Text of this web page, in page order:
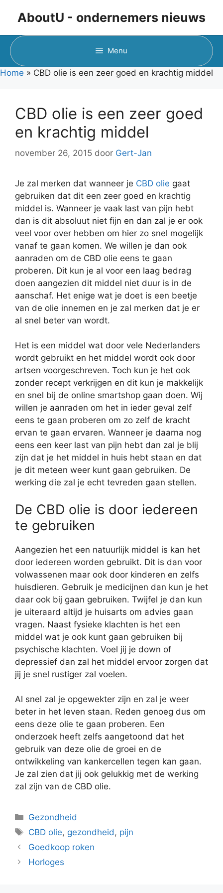
inhoud
AboutU - ondernemers nieuws
Menu
Home » CBD olie is een zeer goed en krachtig middel
CBD olie is een zeer goed
en krachtig middel
november 26, 2015 door Gert-Jan
Je zal merken dat wanneer je CBD olie gaat
gebruiken dat dit een zeer goed en krachtig
middel is. Wanneer je vaak last van pijn hebt
dan is dit absoluut niet fijn en dan zal je er ook
veel voor over hebben om hier zo snel mogelijk
vanaf te gaan komen. We willen je dan ook
aanraden om de CBD olie eens te gaan
proberen. Dit kun je al voor een laag bedrag
doen aangezien dit middel niet duur is in de
aanschaf. Het enige wat je doet is een beetje
van de olie innemen en je zal merken dat je er
al snel beter van wordt.
Het is een middel wat door vele Nederlanders
wordt gebruikt en het middel wordt ook door
artsen voorgeschreven. Toch kun je het ook
zonder recept verkrijgen en dit kun je makkelijk
en snel bij de online smartshop gaan doen. Wij
willen je aanraden om het in ieder geval zelf
eens te gaan proberen om zo zelf de kracht
ervan te gaan ervaren. Wanneer je daarna nog
eens een keer last van pijn hebt dan zal je blij
zijn dat je het middel in huis hebt staan en dat
je dit meteen weer kunt gaan gebruiken. De
werking die zal je echt tevreden gaan stellen.
De CBD olie is door iedereen
te gebruiken
Aangezien het een natuurlijk middel is kan het
door iedereen worden gebruikt. Dit is dan voor
volwassenen maar ook door kinderen en zelfs
huisdieren. Gebruik je medicijnen dan kun je het
daar ook bij gaan gebruiken. Twijfel je dan kun
je uiteraard altijd je huisarts om advies gaan
vragen. Naast fysieke klachten is het een
middel wat je ook kunt gaan gebruiken bij
psychische klachten. Voel jij je down of
depressief dan zal het middel ervoor zorgen dat
jij je snel rustiger zal voelen.
Al snel zal je opgewekter zijn en zal je weer
beter in het leven staan. Reden genoeg dus om
eens deze olie te gaan proberen. Een
onderzoek heeft zelfs aangetoond dat het
gebruik van deze olie de groei en de
ontwikkeling van kankercellen tegen kan gaan.
Je zal zien dat jij ook gelukkig met de werking
zal zijn van de CBD olie.
Categorieën
Gezondheid
Tags
CBD olie, gezondheid, pijn
Goedkoop roken
Horloges